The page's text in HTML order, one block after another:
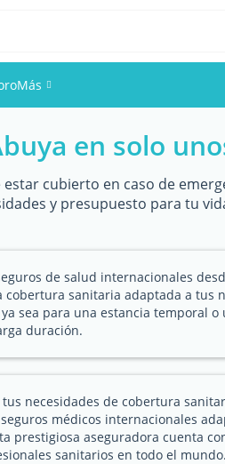
Más
Eventos
Miembros
en solo
cubierto en caso de
y presupuesto para tu
de salud internacionales
cobertura sanitaria adaptada a tus
sea para una estancia temporal o
duración.
tus necesidades de cobertura
médicos internacionales
prestigiosa aseguradora cuenta
sanitarios en todo el mundo.